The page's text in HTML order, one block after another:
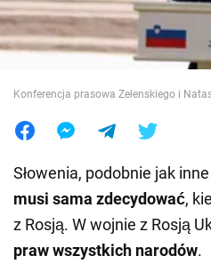
Świat
Konferencja prasowa Zełenskiego i
Słowenia, podobnie jak
musi sama zdecydować,
z Rosją. W wojnie z Rosją
praw wszystkich narodów.